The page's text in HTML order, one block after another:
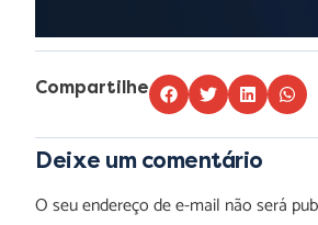
Compartilhe
Deixe um comentário
O seu endereço de e-mail não será